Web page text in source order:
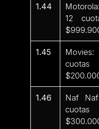
1.44
12
1.45
1.46
Naf